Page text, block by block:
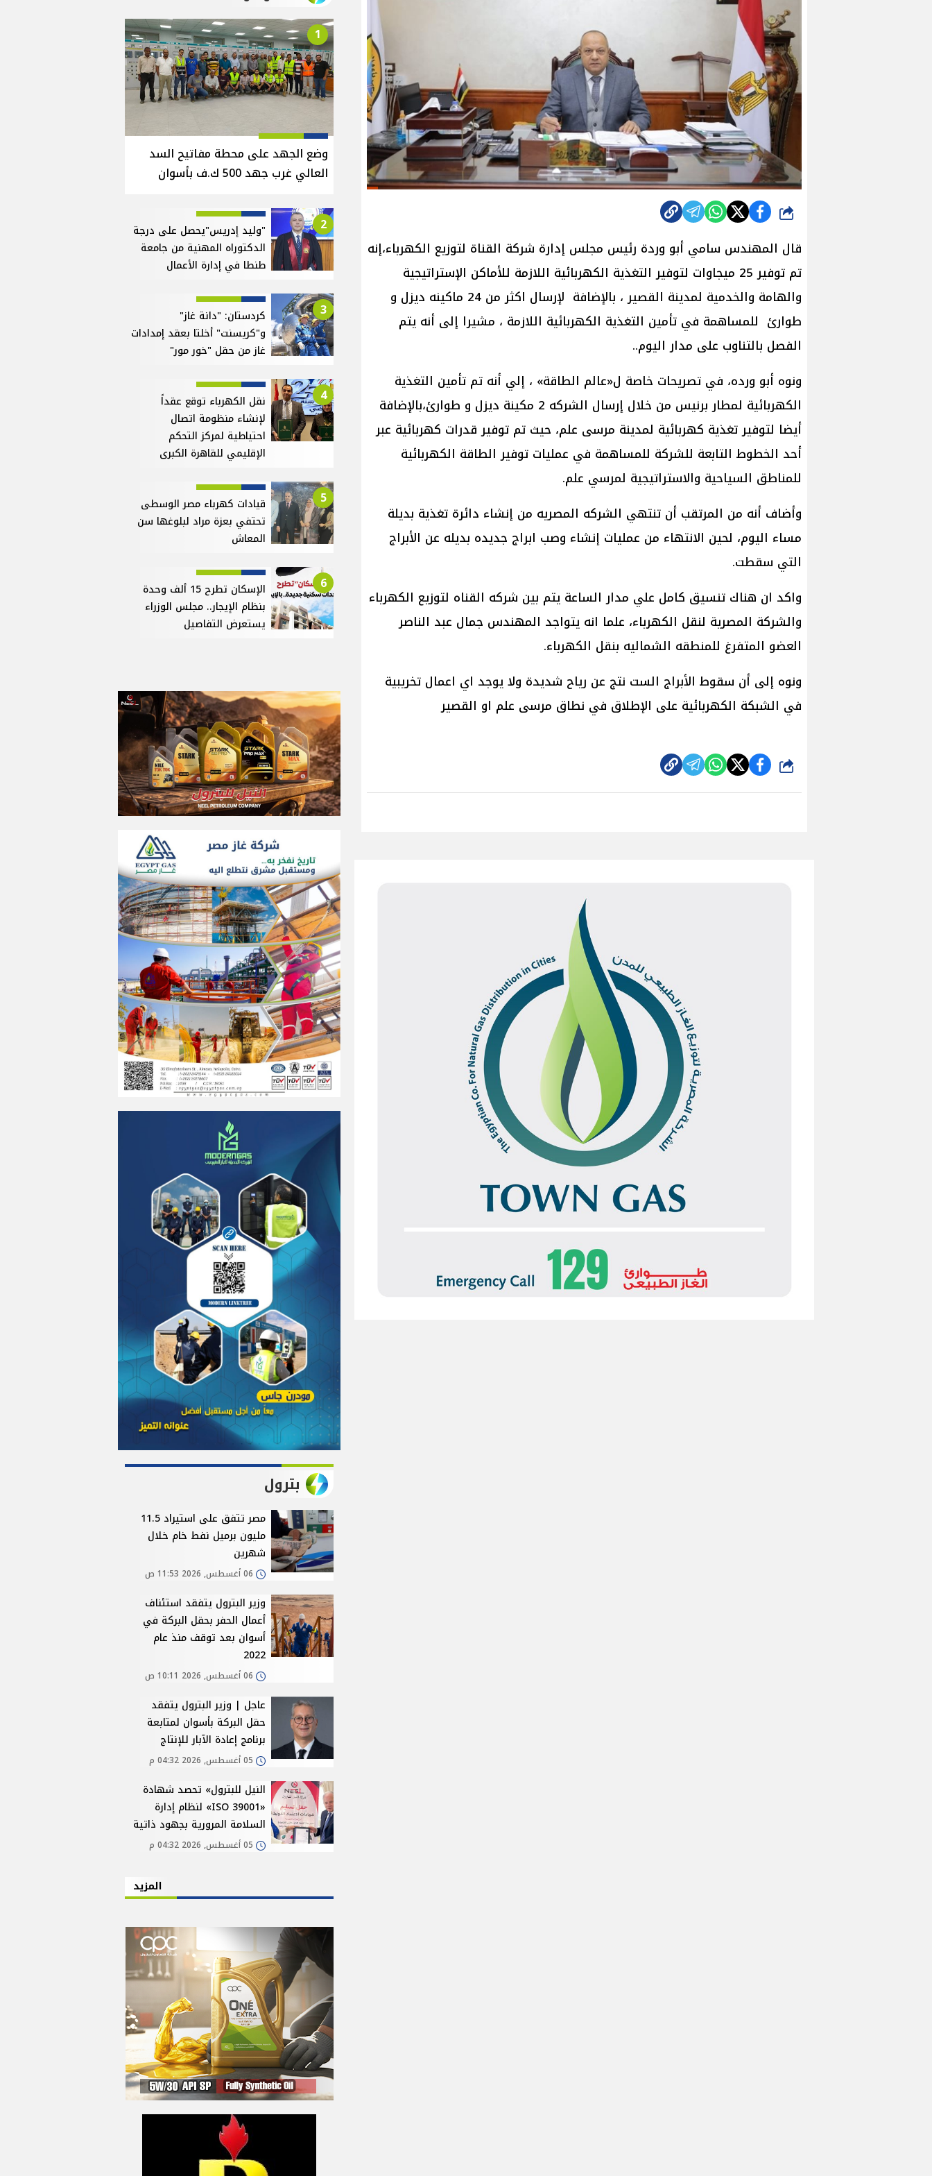
شارك
قال المهندس سامي أبو وردة رئيس مجلس إدارة شركة القناة لتوزيع الكهرباء،إنه
تم توفير 25 ميجاوات لتوفير التغذية الكهربائية اللازمة للأماكن الإستراتيجية
والهامة والخدمية لمدينة القصير ، بالإضافة لإرسال اكثر من 24 ماكينه ديزل و
طوارئ للمساهمة في تأمين التغذية الكهربائية اللازمة ، مشيرا إلى أنه يتم
الفصل بالتناوب على مدار اليوم..
ونوه أبو ورده، في تصريحات خاصة ل«عالم الطاقة» ، إلي أنه تم تأمين التغذية
الكهربائية لمطار برنيس من خلال إرسال الشركه 2 مكينة ديزل و طوارئ،بالإضافة
أيضا لتوفير تغذية كهربائية لمدينة مرسى علم، حيث تم توفير قدرات كهربائية عبر
أحد الخطوط التابعة للشركة للمساهمة في عمليات توفير الطاقة الكهربائية
للمناطق السياحية والاستراتيجية لمرسي علم.
وأضاف أنه من المرتقب أن تنتهي الشركه المصريه من إنشاء دائرة تغذية بديلة
مساء اليوم، لحين الانتهاء من عمليات إنشاء وصب ابراج جديده بديله عن الأبراج
التي سقطت.
واكد ان هناك تنسيق كامل علي مدار الساعة يتم بين شركه القناه لتوزيع الكهرباء
والشركة المصرية لنقل الكهرباء، علما انه يتواجد المهندس جمال عبد الناصر
العضو المتفرغ للمنطقه الشماليه بنقل الكهرباء.
ونوه إلى أن سقوط الأبراج الست نتج عن رياح شديدة ولا يوجد اي اعمال تخريبية
في الشبكة الكهربائية على الإطلاق في نطاق مرسى علم او القصير
شارك
1
وضع الجهد على محطة مفاتيح السد
العالي غرب جهد 500 ك.ف بأسوان
2
"وليد إدريس"يحصل على درجة
الدكتوراه المهنية من جامعة
طنطا في إدارة الأعمال
3
كردستان: "دانة غاز"
و"كريسنت" أخلتا بعقد إمدادات
غاز من حقل "خور مور"
4
نقل الكهرباء توقع عقداً
لإنشاء منظومة اتصال
احتياطية لمركز التحكم
الإقليمي للقاهرة الكبرى
5
قيادات كهرباء مصر الوسطى
تحتفي بعزة مراد لبلوغها سن
المعاش
6
الإسكان تطرح 15 ألف وحدة
بنظام الإيجار.. مجلس الوزراء
يستعرض التفاصيل
بترول
مصر تتفق على استيراد 11.5
مليون برميل نفط خام خلال
شهرين
06 أغسطس, 2026 11:53 ص
وزير البترول يتفقد استئناف
أعمال الحفر بحقل البركة في
أسوان بعد توقف منذ عام
2022
06 أغسطس, 2026 10:11 ص
عاجل | وزير البترول يتفقد
حقل البركة بأسوان لمتابعة
برنامج إعادة الآبار للإنتاج
05 أغسطس, 2026 04:32 م
النيل للبترول» تحصد شهادة
«ISO 39001» لنظام إدارة
السلامة المرورية بجهود ذاتية
05 أغسطس, 2026 04:32 م
المزيد